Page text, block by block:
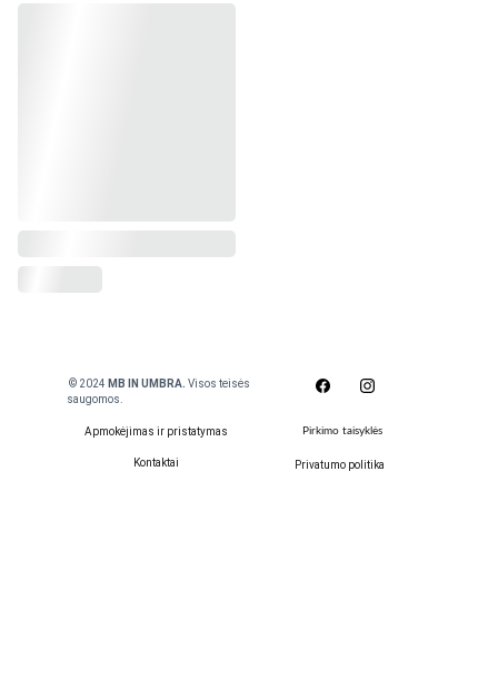
© 2024 MB IN UMBRA. Visos teisės
saugomos.
Apmokėjimas ir pristatymas
Kontaktai
Pirkimo taisyklės
Privatumo politika